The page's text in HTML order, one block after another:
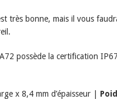
très bonne, mais il vous
possède la certification
x 8,4 mm d’épaisseur |